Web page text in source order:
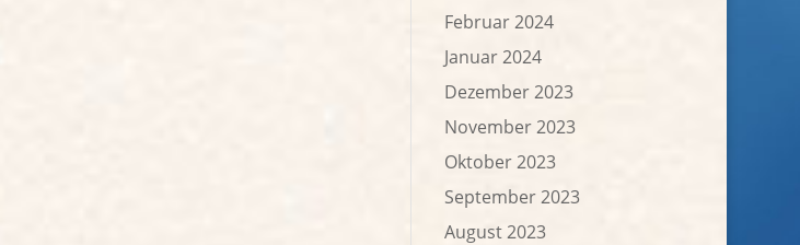
Februar 2024
Januar 2024
Dezember 2023
November 2023
Oktober 2023
September 2023
August 2023